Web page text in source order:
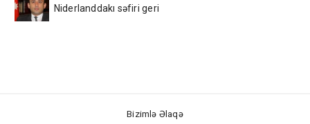
Niderlanddakı səfiri geri
Bizimlə Əlaqə